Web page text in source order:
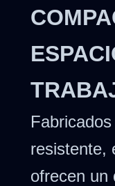
resistente,
ofrecen un